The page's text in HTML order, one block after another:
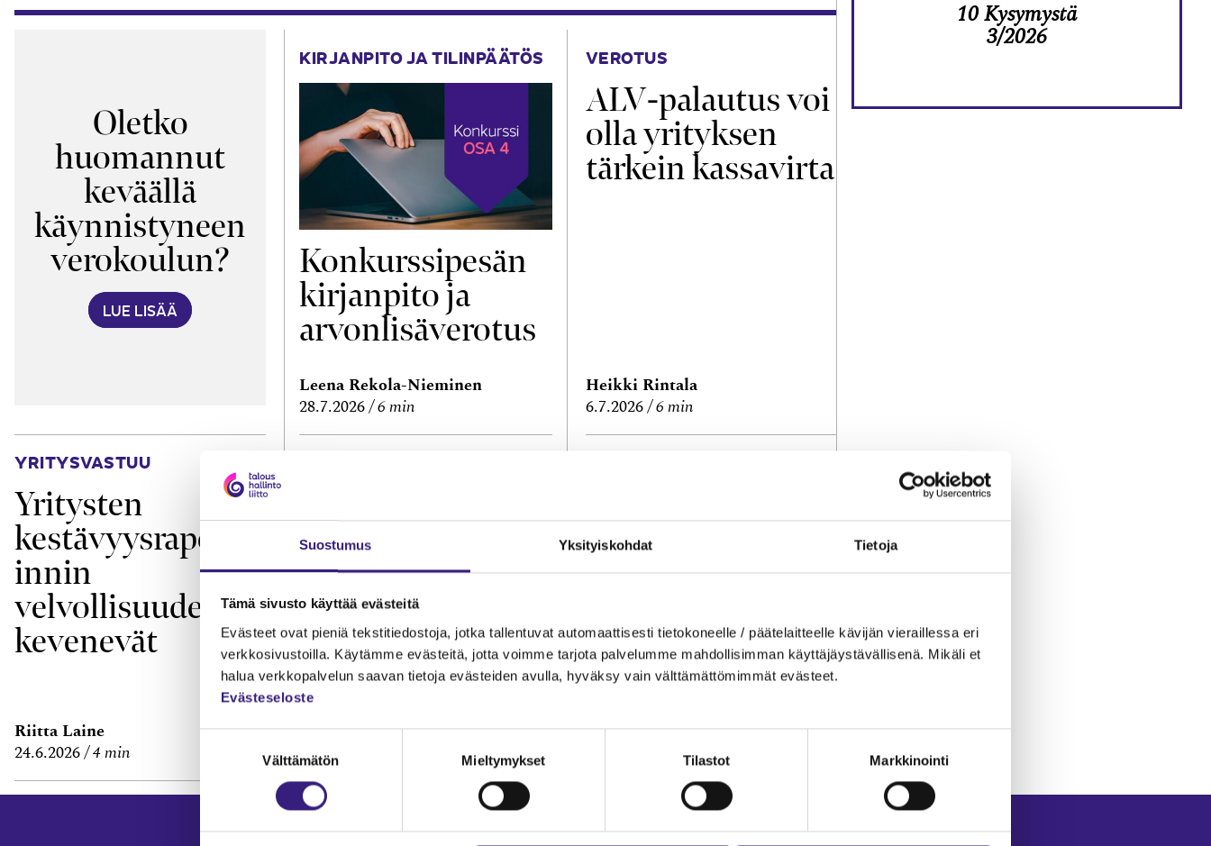
Suostumus Yksityiskohdat Tietoja
Tämä sivusto käyttää evästeitä
Evästeet ovat pieniä tekstitiedostoja, jotka tallentuvat automaattisesti tietokoneelle / päätelaitteelle kävijän vieraillessa eri
verkkosivustoilla. Käytämme evästeitä, jotta voimme tarjota palvelumme mahdollisimman käyttäjäystävällisenä. Mikäli et
halua verkkopalvelun saavan tietoja evästeiden avulla, hyväksy vain välttämättömimmät evästeet.
Evästeseloste
Välttämätön Mieltymykset Tilastot Markkinointi
Oletko
huomannut
keväällä
käynnistyneen
verokoulun?
LUE LISÄÄ
KIRJANPITO JA TILINPÄÄTÖS
Konkurssipesän
kirjanpito ja
arvonlisäverotus
Leena Rekola-Nieminen
28.7.2026 6 min
VEROTUS
ALV-palautus voi
olla yrityksen
tärkein kassavirta
Heikki Rintala
6.7.2026 6 min
YRITYSVASTUU
Yritysten
kestävyysraporto
innin
velvollisuudet
kevenevät
Riitta Laine
24.6.2026 4 min
verkkolasku?
Janne Fredman
29.6.2026
Asiantuntijakuluj
en
kirjanpitovelvolli
selle
Mira Merikanto
1 min
10 Kysymystä
3/2026